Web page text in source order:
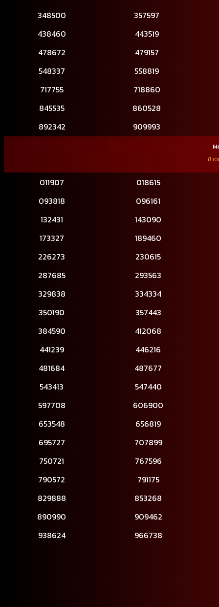
348500
357597
438460
443519
478672
479157
548337
558819
717755
718860
845535
860528
892342
909993
ผ
มี
011907
018615
093818
096161
132431
143090
173327
189460
226273
230615
287685
293563
329838
334334
350190
357443
384590
412068
441239
446216
481684
487677
543413
547440
597708
606900
653548
656819
695727
707899
750721
767596
790572
791175
829888
853268
890990
909462
938624
966738